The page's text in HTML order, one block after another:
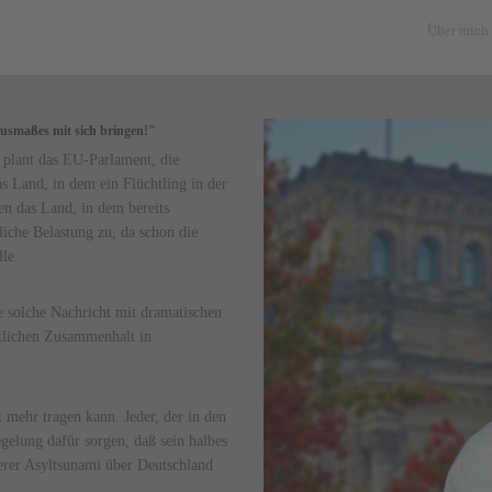
mit sich bringen!"
plant das EU-Parlament, die
Land, in dem ein Flüchtling in der
das Land, in dem bereits
Belastung zu, da schon die
solche Nachricht mit dramatischen
Zusammenhalt in
tragen kann. Jeder, der in den
dafür sorgen, daß sein halbes
Asyltsunami über Deutschland